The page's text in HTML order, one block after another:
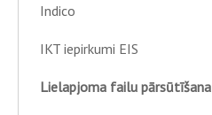
Indico
IKT iepirkumi EIS
Lielapjoma failu pārsūtīšana